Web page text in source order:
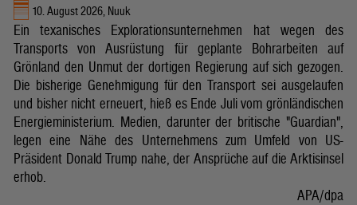
10. August 2026, Nuuk
Ein texanisches Explorationsunternehmen hat wegen des
Transports von Ausrüstung für geplante Bohrarbeiten auf
Grönland den Unmut der dortigen Regierung auf sich gezogen.
Die bisherige Genehmigung für den Transport sei ausgelaufen
und bisher nicht erneuert, hieß es Ende Juli vom grönländischen
Energieministerium. Medien, darunter der britische "Guardian",
legen eine Nähe des Unternehmens zum Umfeld von US-
Präsident Donald Trump nahe, der Ansprüche auf die Arktisinsel
erhob.
APA/dpa